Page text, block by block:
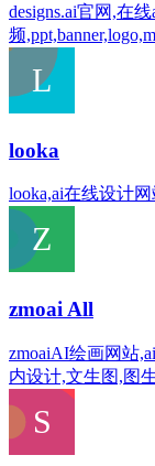
designs.ai官网,在
频
looka
looka,ai在线设计
zmoai All
zmoaiAI绘画网站
内设计,文生图,图